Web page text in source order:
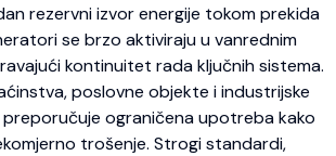
rezervni izvor energije tokom prekida
se brzo aktiviraju u vanrednim
kontinuitet rada ključnih sistema.
poslovne objekte i industrijske
ograničena upotreba kako
trošenje. Strogi standardi,